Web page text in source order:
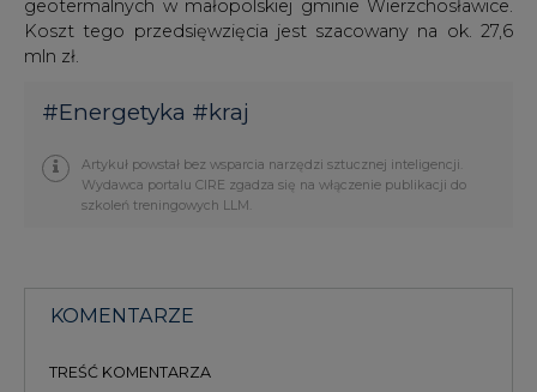
Koszt tego przedsięwzięcia jest szacowany na ok. 27,6
mln zł.
#Energetyka #kraj
Artykuł powstał bez wsparcia narzędzi sztucznej inteligencji.
Wydawca portalu CIRE zgadza się na włączenie publikacji do
szkoleń treningowych LLM.
KOMENTARZE
TREŚĆ KOMENTARZA